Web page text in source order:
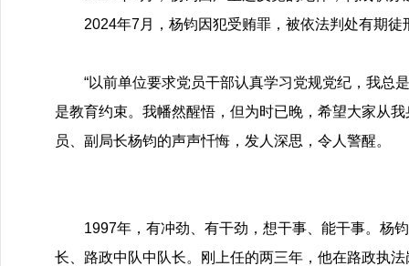
2024年7月，杨钧因犯受贿罪，被依法判处有期
“以前单位要求党员干部认真学习党规党纪 ，我总
是教育约束。我幡然醒悟，但为时已晚，希望大家从
员、副局长杨钧的声声忏悔，发人深思，令人警醒。
1997年，有冲劲、有干劲，想干事、能干事。杨
长、路政中队中队长。刚上任的两三年，他在路政执